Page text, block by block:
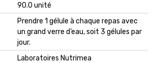
‎90.0 unité
‎Prendre 1 gélule à chaque repas avec
un grand verre d’eau, soit 3 gélules par
jour.
‎Laboratoires Nutrimea